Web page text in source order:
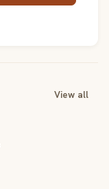
View all